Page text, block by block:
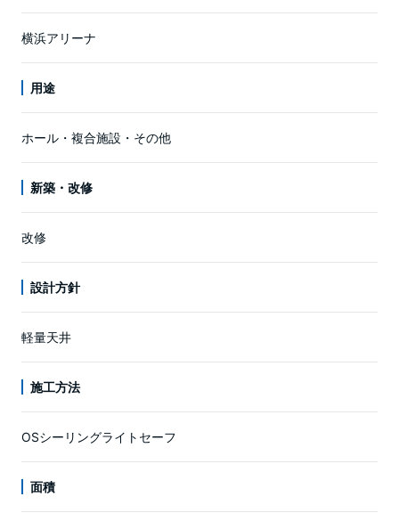
横浜アリーナ
用途
ホール・複合施設・その他
新築・改修
改修
設計方針
軽量天井
施工方法
OSシーリングライトセーフ
面積